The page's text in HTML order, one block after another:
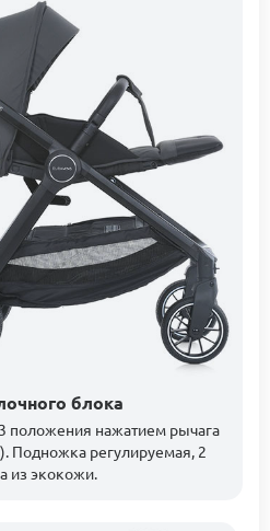
блока
положения нажатием рычага
Подножка регулируемая, 2
из экокожи.